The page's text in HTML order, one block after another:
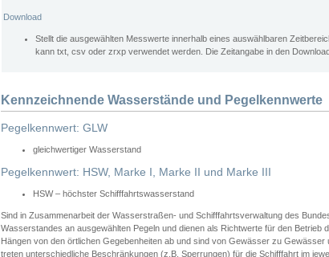
Download
Stellt die ausgewählten Messwerte innerhalb eines auswählbaren
kann txt, csv oder zrxp verwendet werden. Die Zeitangabe in den
Kennzeichnende Wasserstände und Pegelkennwerte
Pegelkennwert: GLW
gleichwertiger Wasserstand
Pegelkennwert: HSW, Marke I, Marke II und Marke III
HSW – höchster Schifffahrtswasserstand
Sind in Zusammenarbeit der Wasserstraßen- und Schifffahrtsverwaltung des
Wasserstandes an ausgewählten Pegeln und dienen als Richtwerte für den Betrieb
Hängen von den örtlichen Gegebenheiten ab und sind von Gewässer zu
treten unterschiedliche Beschränkungen (z.B. Sperrungen) für die Schifffahrt im